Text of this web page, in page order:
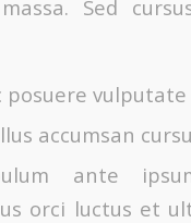
Sed
posuere vulputate
accumsan
ante
orci luctus et